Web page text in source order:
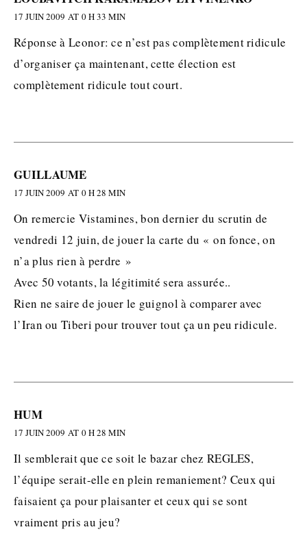
17 JUIN 2009 AT 0 H 33 MIN
Réponse à Leonor: ce n’est pas complètement ridicule
d’organiser ça maintenant, cette élection est
complètement ridicule tout court.
GUILLAUME
17 JUIN 2009 AT 0 H 28 MIN
On remercie Vistamines, bon dernier du scrutin de
vendredi 12 juin, de jouer la carte du « on fonce, on
n’a plus rien à perdre »
Avec 50 votants, la légitimité sera assurée..
Rien ne saire de jouer le guignol à comparer avec
l’Iran ou Tiberi pour trouver tout ça un peu ridicule.
HUM
17 JUIN 2009 AT 0 H 28 MIN
Il semblerait que ce soit le bazar chez REGLES,
l’équipe serait-elle en plein remaniement? Ceux qui
faisaient ça pour plaisanter et ceux qui se sont
vraiment pris au jeu?